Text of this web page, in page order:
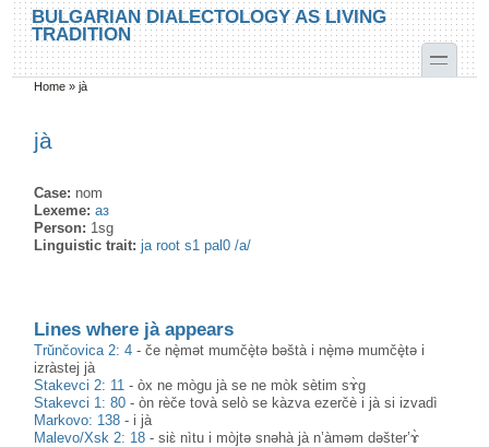
Skip to main content
Skip to search
BULGARIAN DIALECTOLOGY AS LIVING
TRADITION
toggle
You are here
Home »jà
jà
Case: nom
Lexeme:аз
Person: 1sg
Linguistic trait:ja root s1 pal0 /a/
Lines where jà appears
Trŭnčovica 2: 4 -če nè̟mət mumčè̟tə bəštà i nè̟mə mumčè̟tə i
izràstej jà
Stakevci 2: 11 -òx ne mògu jà se ne mòk sètim sɤ̀g
Stakevci 1: 80 -òn rèče tovà selò se kàzva ezerčè i jà si izvadì
Markovo: 138 - i jà
Malevo/Xsk 2: 18 -siɛ̀ nìtu i mòjtə snəhà jà n’àməm dəšter’ɤ̀